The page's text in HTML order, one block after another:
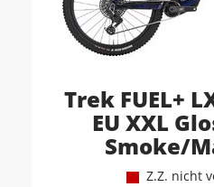
Trek FUEL+
EU XXL
Smoke/
Z.Z. nicht